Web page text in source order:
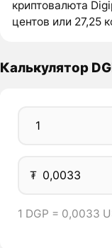
криптовалюта
центов или 27,25
Калькулятор
₮
1 DGP = 0,0033